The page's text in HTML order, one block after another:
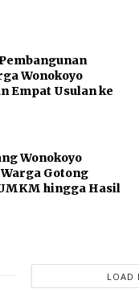
Wonokoyo
Empat Usulan ke
Wonokoyo
Gotong
hingga Hasil
LOAD